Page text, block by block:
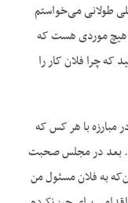
طولانی می‌خواستم
هیچ موردی هست که
که چرا فلان کار را
با هر کس که
بعد در مجلس صحبت
به فلان مسئول من